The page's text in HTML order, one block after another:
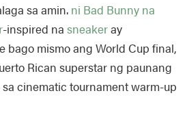
sa amin. ni Bad Bunny na
-inspired na sneakeray
bago mismo ang World Cup final,
Rican superstar ng paunang
cinematic tournament warm-up